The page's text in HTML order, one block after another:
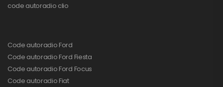
code autoradio clio
Code autoradio Ford
Code autoradio Ford Fiesta
Code autoradio Ford Focus
Code autoradio Fiat